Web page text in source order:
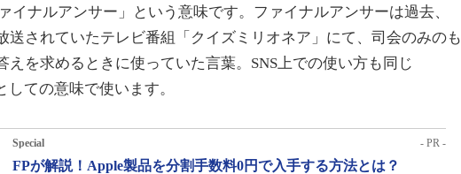
イナルアンサー」という意味です。ファイナルアンサーは過去、
送されていたテレビ番組「クイズミリオネア」にて、司会のみのも
えを求めるときに使っていた言葉。SNS上での使い方も同じ
しての意味で使います。
Special - PR -
FPが解説！Apple製品を分割手数料0円で入手する方法とは？